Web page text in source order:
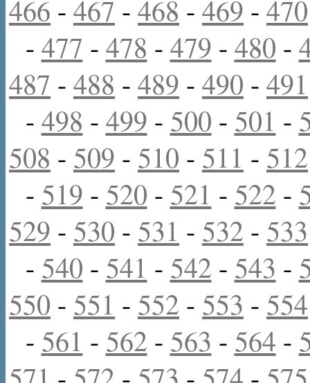
466 - 467 - 468 - 469 - 470
- 477 - 478 - 479 - 480 -
487 - 488 - 489 - 490 - 491
- 498 - 499 - 500 - 501 -
508 - 509 - 510 - 511 - 512
- 519 - 520 - 521 - 522 -
529 - 530 - 531 - 532 - 533
- 540 - 541 - 542 - 543 -
550 - 551 - 552 - 553 - 554
- 561 - 562 - 563 - 564 -